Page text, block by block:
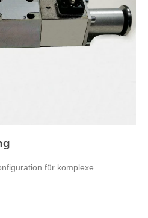
für komplexe